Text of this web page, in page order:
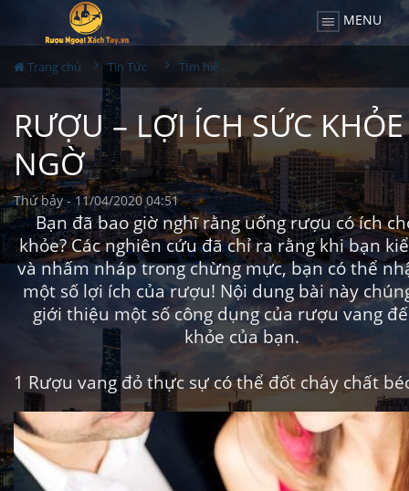
MENU
Trang chủ Tin Tức TÌm hiểu về rượu
RƯỢU – LỢI ÍCH SỨC
NGỜ
Thứ bảy - 11/04/2020 04:51
Bạn đã bao giờ nghĩ rằng uống rượu có ích
khỏe? Các nghiên cứu đã chỉ ra rằng khi bạn
và nhấm nháp trong chừng mực, bạn có thể
một số lợi ích của rượu! Nội dung bài này
giới thiệu một số công dụng của rượu vang
khỏe của bạn.
1 Rượu vang đỏ thực sự có thể đốt cháy chất